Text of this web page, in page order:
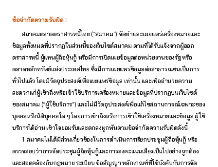
ข้อจำกัดความรับผิด :
สมาคมตลาดตราสารหนี้ไทย (“สมาคม”) จัดทำและเผยแพร่เครื่องหมายและ
ข้อมูลทั้งหมดที่ปรากฏในส่วนนี้ของเว็บไซต์สมาคม ตามที่ได้รับแจ้งจากผู้ออก
ตราสารหนี้ ผู้แทนผู้ถือหุ้นกู้ หรือมีการเปิดเผยข้อมูลต่อหน่วยงานของรัฐ หรือ
ตลาดหลักทรัพย์แห่งประเทศไทย ซึ่งมีการเผยแพร่ข้อมูลต่อสาธารณชนเป็นการ
ทั่วไปแล้ว โดยมีวัตถุประสงค์เพื่อเผยแพร่ข้อมูล เท่านั้น และเพื่ออำนวยความ
สะดวกแก่ผู้เข้าถึงหรือเข้าใช้บริการเครื่องหมายและข้อมูลที่ปรากฏบนเว็บไซต์
ของสมาคม (“ผู้ใช้บริการ”) และไม่มีวัตถุประสงค์เพื่อแก้ไขสถานการณ์เฉพาะของ
บุคคลหรือนิติบุคคลใด ๆ โดยการเข้าถึงหรือการเข้าใช้เครื่องหมายและข้อมูล ผู้ใช้
บริการได้อ่าน เข้าใจยอมรับและตกลงผูกพันตามข้อจำกัดความรับผิดดังนี้
1. สมาคมไม่ได้มีส่วนเกี่ยวข้องในการดำเนินการเรียกประชุมผู้ถือหุ้นกู้ หรือ
ตรวจสอบว่าการจัดประชุมผู้ถือหุ้นกู้และการลงคะแนนเสียงเป็นไปอย่างถูกต้อง
และสอดคล้องกับกฎหมาย ระเบียบ ข้อสัญญา หลักเกณฑ์ที่ใช้บังคับกับการจัด